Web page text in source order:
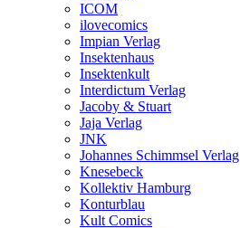
ICOM
ilovecomics
Impian Verlag
Insektenhaus
Insektenkult
Interdictum Verlag
Jacoby & Stuart
Jaja Verlag
JNK
Johannes Schimmsel Verlag
Knesebeck
Kollektiv Hamburg
Konturblau
Kult Comics